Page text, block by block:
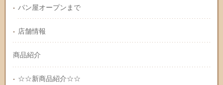
パン屋オープンまで
店舗情報
商品紹介
☆☆新商品紹介☆☆